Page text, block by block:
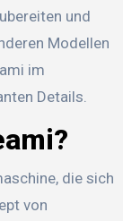
und
Modellen
im
Details.
die sich
von